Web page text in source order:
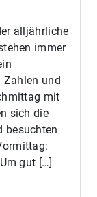
alljährliche
immer
und
mit
sich die
besuchten
gut […]